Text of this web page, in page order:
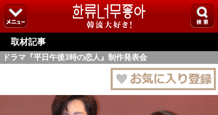
取材記事
ドラマ『平日午後3時の恋人』制作発表会